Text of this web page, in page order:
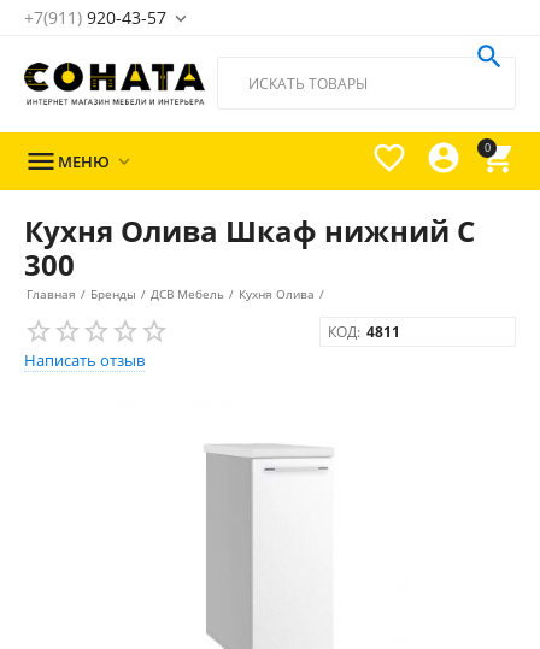
+7(911) 920-43-57 
0




 МЕНЮ 
Кухня Олива Шкаф нижний С
300
Главная / Бренды / ДСВ Мебель / Кухня Олива /
Написать отзыв
КОД: 4811